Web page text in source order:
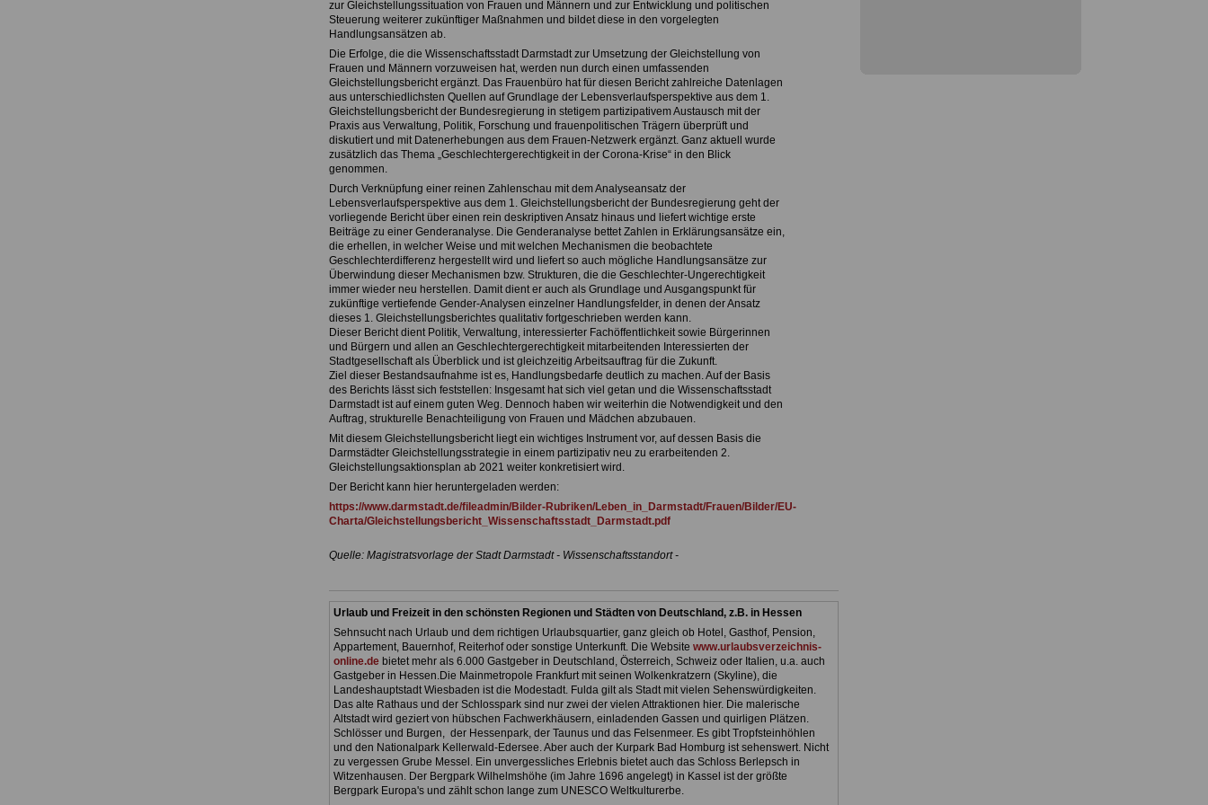
zur Gleichstellungssituation von Frauen und Männern und zur Entwicklung und politischen
Steuerung weiterer zukünftiger Maßnahmen und bildet diese in den vorgelegten
Handlungsansätzen ab.
Die Erfolge, die die Wissenschaftsstadt Darmstadt zur Umsetzung der Gleichstellung von
Frauen und Männern vorzuweisen hat, werden nun durch einen umfassenden
Gleichstellungsbericht ergänzt. Das Frauenbüro hat für diesen Bericht zahlreiche Datenlagen
aus unterschiedlichsten Quellen auf Grundlage der Lebensverlaufsperspektive aus dem 1.
Gleichstellungsbericht der Bundesregierung in stetigem partizipativem Austausch mit der
Praxis aus Verwaltung, Politik, Forschung und frauenpolitischen Trägern überprüft und
diskutiert und mit Datenerhebungen aus dem Frauen-Netzwerk ergänzt. Ganz aktuell wurde
zusätzlich das Thema „Geschlechtergerechtigkeit in der Corona-Krise“ in den Blick
genommen.
Durch Verknüpfung einer reinen Zahlenschau mit dem Analyseansatz der
Lebensverlaufsperspektive aus dem 1. Gleichstellungsbericht der Bundesregierung geht der
vorliegende Bericht über einen rein deskriptiven Ansatz hinaus und liefert wichtige erste
Beiträge zu einer Genderanalyse. Die Genderanalyse bettet Zahlen in Erklärungsansätze ein,
die erhellen, in welcher Weise und mit welchen Mechanismen die beobachtete
Geschlechterdifferenz hergestellt wird und liefert so auch mögliche Handlungsansätze zur
Überwindung dieser Mechanismen bzw. Strukturen, die die Geschlechter-Ungerechtigkeit
immer wieder neu herstellen. Damit dient er auch als Grundlage und Ausgangspunkt für
zukünftige vertiefende Gender-Analysen einzelner Handlungsfelder, in denen der Ansatz
dieses 1. Gleichstellungsberichtes qualitativ fortgeschrieben werden kann.
Dieser Bericht dient Politik, Verwaltung, interessierter Fachöffentlichkeit sowie Bürgerinnen
und Bürgern und allen an Geschlechtergerechtigkeit mitarbeitenden Interessierten der
Stadtgesellschaft als Überblick und ist gleichzeitig Arbeitsauftrag für die Zukunft.
Ziel dieser Bestandsaufnahme ist es, Handlungsbedarfe deutlich zu machen. Auf der Basis
des Berichts lässt sich feststellen: Insgesamt hat sich viel getan und die Wissenschaftsstadt
Darmstadt ist auf einem guten Weg. Dennoch haben wir weiterhin die Notwendigkeit und den
Auftrag, strukturelle Benachteiligung von Frauen und Mädchen abzubauen.
Mit diesem Gleichstellungsbericht liegt ein wichtiges Instrument vor, auf dessen Basis die
Darmstädter Gleichstellungsstrategie in einem partizipativ neu zu erarbeitenden 2.
Gleichstellungsaktionsplan ab 2021 weiter konkretisiert wird.
Der Bericht kann hier heruntergeladen werden:
https://www.darmstadt.de/fileadmin/Bilder-Rubriken/Leben_in_Darmstadt/Frauen/Bilder/EU-
Charta/Gleichstellungsbericht_Wissenschaftsstadt_Darmstadt.pdf
Quelle: Magistratsvorlage der Stadt Darmstadt - Wissenschaftsstandort -
Urlaub und Freizeit in den schönsten Regionen und Städten von Deutschland, z.B. in Hessen
Sehnsucht nach Urlaub und dem richtigen Urlaubsquartier, ganz gleich ob Hotel, Gasthof, Pension,
Appartement, Bauernhof, Reiterhof oder sonstige Unterkunft. Die Website www.urlaubsverzeichnis-
online.debietet mehr als 6.000 Gastgeber in Deutschland, Österreich, Schweiz oder Italien, u.a. auch
Gastgeber in Hessen.Die Mainmetropole Frankfurt mit seinen Wolkenkratzern (Skyline), die
Landeshauptstadt Wiesbaden ist die Modestadt. Fulda gilt als Stadt mit vielen Sehenswürdigkeiten.
Das alte Rathaus und der Schlosspark sind nur zwei der vielen Attraktionen hier. Die malerische
Altstadt wird geziert von hübschen Fachwerkhäusern, einladenden Gassen und quirligen Plätzen.
Schlösser und Burgen, der Hessenpark, der Taunus und das Felsenmeer. Es gibt Tropfsteinhöhlen
und den Nationalpark Kellerwald-Edersee. Aber auch der Kurpark Bad Homburg ist sehenswert. Nicht
zu vergessen Grube Messel. Ein unvergessliches Erlebnis bietet auch das Schloss Berlepsch in
Witzenhausen. Der Bergpark Wilhelmshöhe (im Jahre 1696 angelegt) in Kassel ist der größte
Bergpark Europa's und zählt schon lange zum UNESCO Weltkulturerbe.